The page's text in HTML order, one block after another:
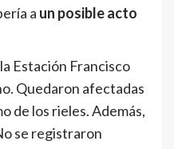
a un posible acto
Estación Francisco
Quedaron afectadas
de los rieles. Además,
se registraron